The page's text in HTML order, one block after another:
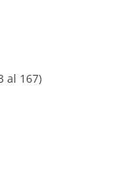
al 167)